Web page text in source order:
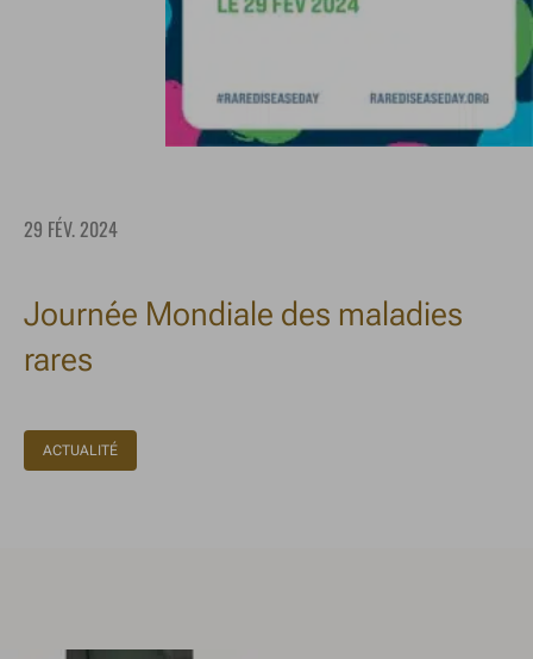
29 FÉV. 2024
Journée Mondiale des maladies
rares
ACTUALITÉ